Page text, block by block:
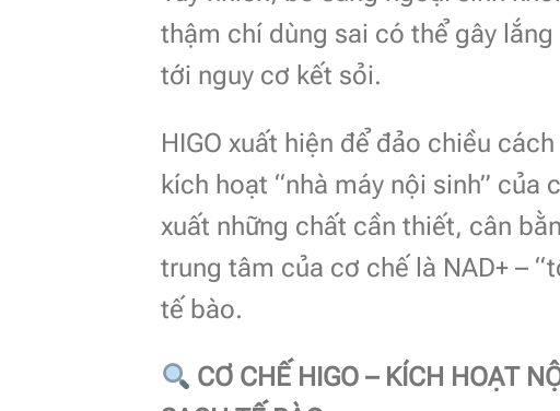
thậm chí dùng sai có thể gây
tới nguy cơ kết sỏi.
HIGO xuất hiện để đảo chiều
kích hoạt “nhà máy nội sinh”
xuất những chất cần thiết, cân
trung tâm của cơ chế là NAD+ –
tế bào.
CƠ CHẾ HIGO –KÍCH HOẠT